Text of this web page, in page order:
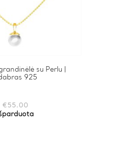
su Perlu |
925
€ 55.00